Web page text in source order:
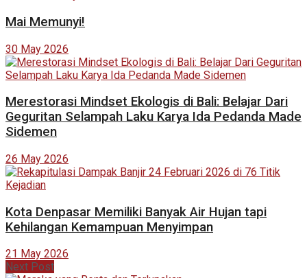
Mai Memunyi!
30 May 2026
Merestorasi Mindset Ekologis di Bali: Belajar Dari
Geguritan Selampah Laku Karya Ida Pedanda Made
Sidemen
26 May 2026
Kota Denpasar Memiliki Banyak Air Hujan tapi
Kehilangan Kemampuan Menyimpan
21 May 2026
Next Post